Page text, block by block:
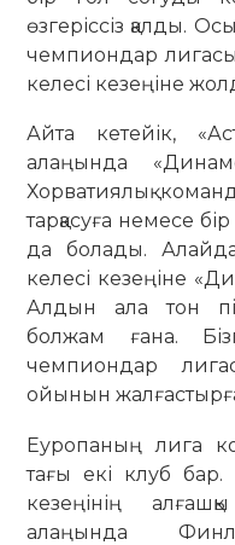
өзгеріссіз қалды.
чемпиондар
келесі кезеңіне
Айта кетейік,
алаңында
Хорватиялық
тарқасуға немесе
да болады.
келесі кезеңіне
Алдын ала тон
болжам ғана.
чемпиондар
ойынын
Еуропаның лига
тағы екі клуб бар.
кезеңінің
алаңында